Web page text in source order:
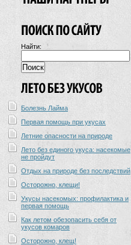
Найти:
Болезнь Лайма
Первая помощь при укусах
Летние опасности на природе
Лето без единого укуса: насекомые
не пройдут
Отдых на природе без последствий
Осторожно, клещи!
Укусы насекомых: профилактика и
первая помощь
Как летом обезопасить себя от
укусов комаров
Осторожно, клещ!